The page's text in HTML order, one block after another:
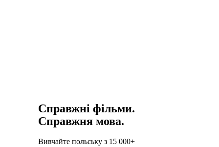
Справжні фільми.
Справжня мова.
Вивчайте польську з 15 000+